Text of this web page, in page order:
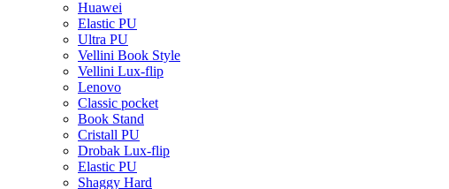
Huawei
Elastic PU
Ultra PU
Vellini Book Style
Vellini Lux-flip
Lenovo
Classic pocket
Book Stand
Cristall PU
Drobak Lux-flip
Elastic PU
Shaggy Hard